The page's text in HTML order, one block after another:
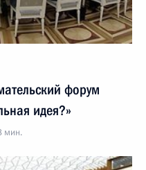
форум
идея?»
мин.